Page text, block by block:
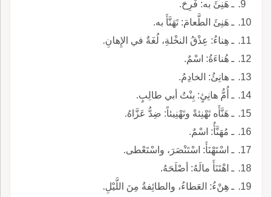
ـ هَنِئَ به: فَرِحَ.
ـ هَنِئَ الطَّعامَ: تَهَنَّأَ به.
ـ هِناءُ: عِذْقُ النخْلةِ، لُغَةٌ في الإِهانِ.
ـ هُناءَةُ: اسْمٌ.
ـ هانِئُ: الخادِمُ.
ـ أُمُّ هانِئٍ: بِنْتُ أبي طالِبٍ.
ـ هَنَّأَه تَهْنِئةً وتَهْنِيئاً: ضِدُّ عَزَّاهُ.
ـ مُهَنَّأُ: اسْمٌ.
ـ اسْتَهْنَأَ: اسْتَنْصَرَ، واسْتَعْطى.
ـ اهْتَنَأَ مالَهُ: أصْلَحَهُ.
ـ هِنْءُ: العَطاءُ، والطائِفةُ مِنَ اللَّيْلِ.